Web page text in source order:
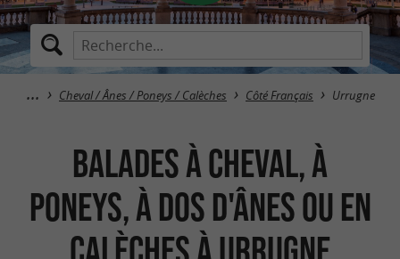
Cheval / Ânes / Poneys / Calèches Côté Français Urrugne
Balades à Cheval, à
Poneys, à dos d'Ânes ou en
Calèches à Urrugne